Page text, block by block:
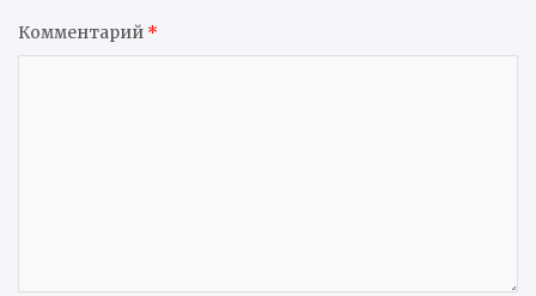
Комментарий *